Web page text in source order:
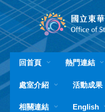
跳
到
主
要
內
容
區
回首頁 熱門連結
處室介紹 活動成果
相關連結 English